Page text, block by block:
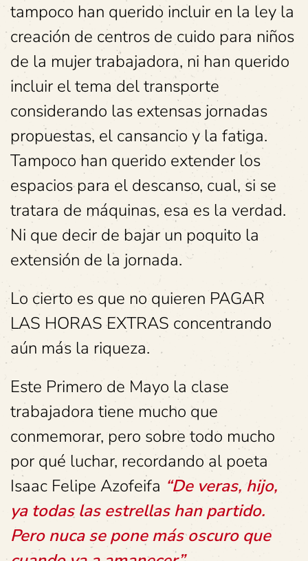
tampoco han querido incluir en la ley la
creación de centros de cuido para niños
de la mujer trabajadora, ni han querido
incluir el tema del transporte
considerando las extensas jornadas
propuestas, el cansancio y la fatiga.
Tampoco han querido extender los
espacios para el descanso, cual, si se
tratara de máquinas, esa es la verdad.
Ni que decir de bajar un poquito la
extensión de la jornada.
Lo cierto es que no quieren PAGAR
LAS HORAS EXTRAS concentrando
aún más la riqueza.
Este Primero de Mayo la clase
trabajadora tiene mucho que
conmemorar, pero sobre todo mucho
por qué luchar, recordando al poeta
Isaac Felipe Azofeifa “De veras, hijo,
ya todas las estrellas han partido.
Pero nuca se pone más oscuro que